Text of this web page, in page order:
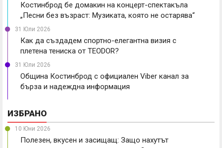
Костинброд бе домакин на концерт-спектакъла
„Песни без възраст: Музиката, която не остарява“
31 Юли 2026
Как да създадем спортно-елегантна визия с
плетена тениска от TEODOR?
31 Юли 2026
Община Костинброд с официален Viber канал за
бърза и надеждна информация
ИЗБРАНО
10 Юни 2026
Полезен, вкусен и засищащ: Защо нахутът